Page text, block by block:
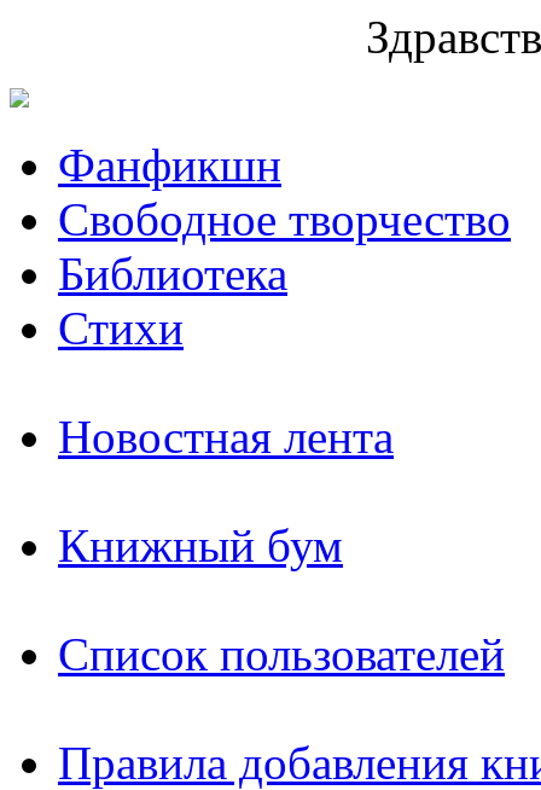
Фанфикшн
Свободное творчество
Библиотека
Стихи
Новостная лента
Книжный бум
Список пользователей
Правила добавления